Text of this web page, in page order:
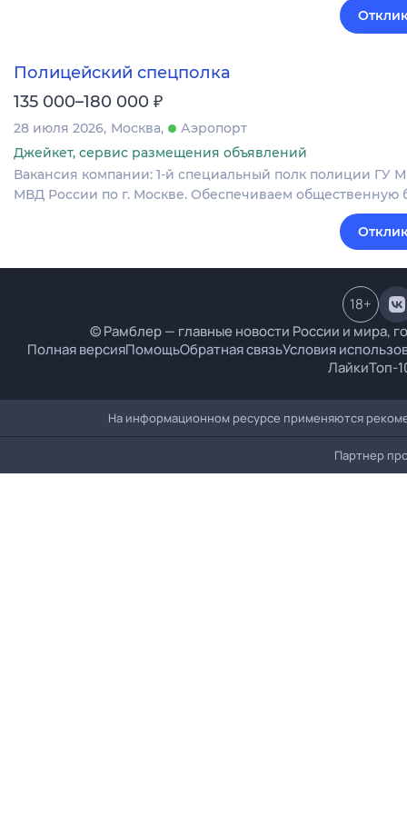
Полицейский спецполка
135 000–180 000 ₽
28 июля 2026 Москва
Аэропорт
Джейкет, сервис размещения объявлений
Вакансия компании: 1-й специальный полк полиции ГУ
МВД России по г. Москве. Обеспечиваем общественную
© Рамблер — главные новости России и мира,
Полная версияПомощьОбратная связьУсловия
ЛайкиТоп-
18+
На информационном ресурсе применяются
Партнер